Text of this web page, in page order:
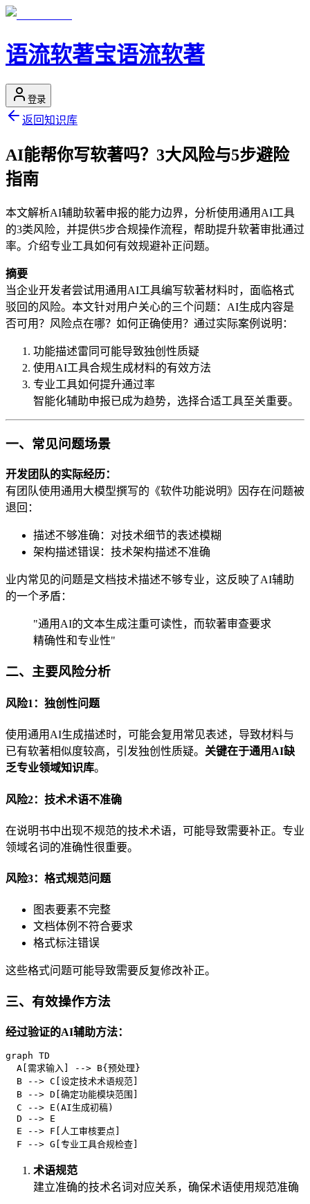
语流软著宝语流软著
登录
返回知识库
AI能帮你写软著吗？3大风险与5步避险
指南
本文解析AI辅助软著申报的能力边界，分析使用通用AI工具
的3类风险，并提供5步合规操作流程，帮助提升软著审批通过
率。介绍专业工具如何有效规避补正问题。
摘要
当企业开发者尝试用通用AI工具编写软著材料时，面临格式
驳回的风险。本文针对用户关心的三个问题：AI生成内容是
否可用？风险点在哪？如何正确使用？通过实际案例说明：
功能描述雷同可能导致独创性质疑
使用AI工具合规生成材料的有效方法
专业工具如何提升通过率
智能化辅助申报已成为趋势，选择合适工具至关重要。
一、常见问题场景
开发团队的实际经历：
有团队使用通用大模型撰写的《软件功能说明》因存在问题被
退回：
描述不够准确：对技术细节的表述模糊
架构描述错误：技术架构描述不准确
业内常见的问题是文档技术描述不够专业，这反映了AI辅助
的一个矛盾：
"通用AI的文本生成注重可读性，而软著审查要求
精确性和专业性"
二、主要风险分析
风险1：独创性问题
使用通用AI生成描述时，可能会复用常见表述，导致材料与
已有软著相似度较高，引发独创性质疑。 关键在于通用AI缺
乏专业领域知识库。
风险2：技术术语不准确
在说明书中出现不规范的技术术语，可能导致需要补正。专业
领域名词的准确性很重要。
风险3：格式规范问题
图表要素不完整
文档体例不符合要求
格式标注错误
这些格式问题可能导致需要反复修改补正。
三、有效操作方法
经过验证的AI辅助方法：
graph TD
  A[需求输入] --> B{预处理}
  B --> C[设定技术术语规范]
  B --> D[确定功能模块范围]
  C --> E(AI生成初稿)
  D --> E
  E --> F[人工审核要点]
术语规范
建立准确的技术名词对应关系，确保术语使用规范准确